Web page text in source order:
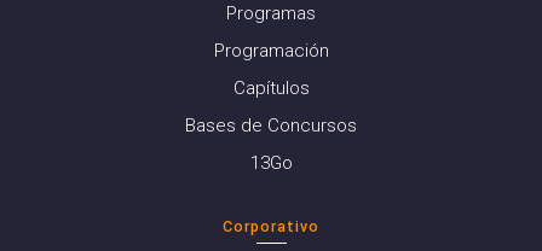
Programas
Programación
Capítulos
Bases de Concursos
13Go
Corporativo